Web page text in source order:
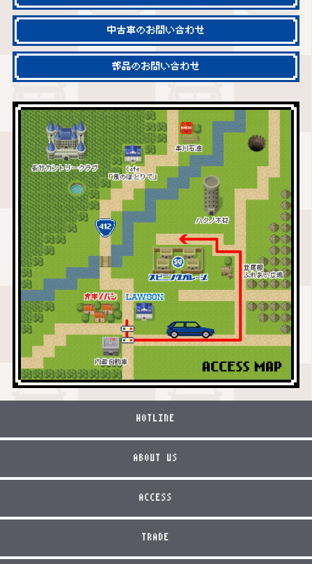
中古車のお問い合わせ
部品のお問い合わせ
HOTLINE
ABOUT US
ACCESS
TRADE